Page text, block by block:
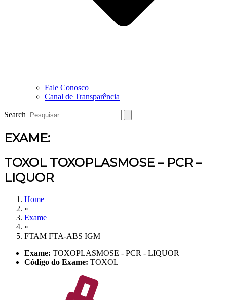
Fale Conosco
Canal de Transparência
Search
EXAME:
TOXOL TOXOPLASMOSE – PCR –
LIQUOR
Home
»
Exame
»
FTAM FTA-ABS IGM
Exame: TOXOPLASMOSE - PCR - LIQUOR
Código do Exame: TOXOL